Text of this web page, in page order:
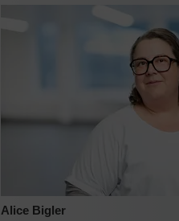
Alice Bigler